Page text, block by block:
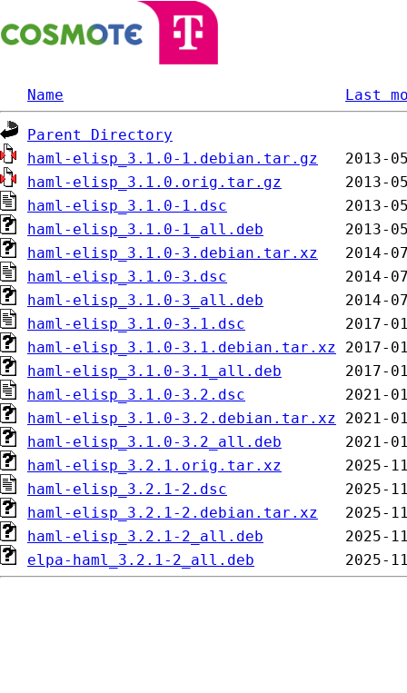
Name Last
Parent Directory
haml-elisp_3.1.0-1.debian.tar.gz
haml-elisp_3.1.0.orig.tar.gz
haml-elisp_3.1.0-1.dsc
haml-elisp_3.1.0-1_all.deb
haml-elisp_3.1.0-3.debian.tar.xz
haml-elisp_3.1.0-3.dsc
haml-elisp_3.1.0-3_all.deb
haml-elisp_3.1.0-3.1.dsc
haml-elisp_3.1.0-3.1.debian.tar.xz
haml-elisp_3.1.0-3.1_all.deb
haml-elisp_3.1.0-3.2.dsc
haml-elisp_3.1.0-3.2.debian.tar.xz
haml-elisp_3.1.0-3.2_all.deb
haml-elisp_3.2.1.orig.tar.xz
haml-elisp_3.2.1-2.dsc
haml-elisp_3.2.1-2.debian.tar.xz
haml-elisp_3.2.1-2_all.deb
elpa-haml_3.2.1-2_all.deb